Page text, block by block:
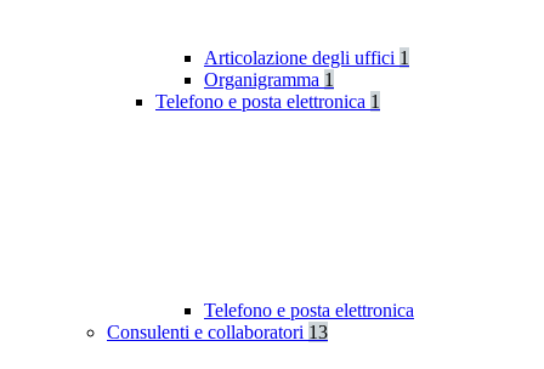
Articolazione degli uffici 1
Organigramma 1
Telefono e posta elettronica 1
Telefono e posta elettronica
Consulenti e collaboratori 13